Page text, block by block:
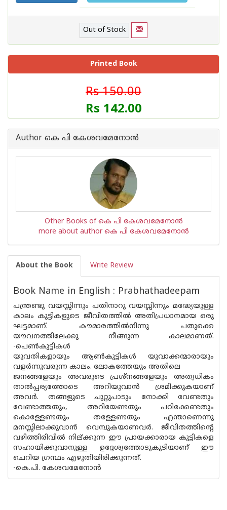
Out of Stock
Printed Book
Rs 150.00
Rs 142.00
Author കെ പി കേശവമേനോന്‍
Other Books of കെ പി കേശവമേനോന്‍
more about author കെ പി കേശവമേനോന്‍
About the Book Write Review
Book Name in English : Prabhathadeepam
പന്ത്രണ്ടു വയസ്സിന്നും പതിനാറു വയസ്സിന്നും മദ്ധ്യേയുള്ള
കാലം കുട്ടികളുടെ ജീവിതത്തില്‍ അതിപ്രധാനമായ ഒരു
ഘട്ടമാണ്. കൗമാരത്തില്‍നിന്നു പതുക്കെ
യൗവനത്തിലേക്കു നീങ്ങുന്ന കാലമാണത്.
-പെണ്‍കുട്ടികള്‍
യുവതികളായും ആണ്‍കുട്ടികള്‍ യുവാക്കന്മാരായും
വളര്‍ന്നുവരുന്ന കാലം. ലോകത്തേയും അതിലെ
ജനങ്ങളേയും അവരുടെ പ്രശ്‌നങ്ങളേയും അത്യധികം
താല്‍പ്പര്യത്തോടെ അറിയുവാന്‍ ശ്രമിക്കുകയാണ്
അവര്‍. തങ്ങളുടെ ചുറ്റുപാടും നോക്കി വേണ്ടതും
വേണ്ടാത്തതും, അറിയേണ്ടതും പഠിക്കേണ്ടതും
കൊള്ളേണ്ടതും തള്ളേണ്ടതും എന്താണെന്നു
മനസ്സിലാക്കുവാന്‍ വെമ്പുകയാണവര്‍. ജീവിതത്തിന്റെ
വഴിത്തിരിവില്‍ നില്ക്കുന്ന ഈ പ്രായക്കാരായ കുട്ടികളെ
സഹായിക്കുവാനുള്ള ഉദ്ദേശ്യത്തോടുകൂടിയാണ് ഈ
ചെറിയ ഗ്രന്ഥം എഴുതിയിരിക്കുന്നത്.
-കെ.പി. കേശവമേനോന്‍